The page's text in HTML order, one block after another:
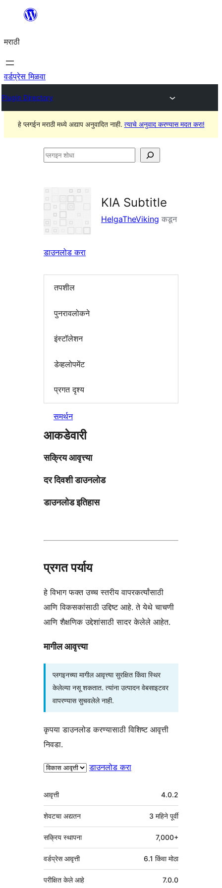
सामुग्रीवर
मराठी
वर्डप्रेस मिळवा
Plugin Directory
हे प्लगईन मराठी मध्ये अद्याप अनुवादित नाही. त्याचे अनुवाद करण्यास मदत करा!
प्लगइन
KIA Subtitle
HelgaTheViking कडून
डाउनलोड करा
तपशील
पुनरावलोकने
इंस्टॉलेशन
डेव्हलोपमेंट
प्रगत दृश्य
समर्थन
आकडेवारी
सक्रिय आवृत्त्या
दर दिवशी डाउनलोड
डाउनलोड इतिहास
प्रगत पर्याय
हे विभाग फक्त उच्च स्तरीय वापरकर्त्यांसाठी
आणि विकसकांसाठी उद्दिष्ट आहे. ते येथे चाचणी
आणि शैक्षणिक उद्देशांसाठी सादर केलेले आहेत.
मागील आवृत्त्या
प्लगइनच्या मागील आवृत्त्या सुरक्षित किंवा स्थिर
केलेल्या नसू शकतात. त्यांना उत्पादन वेबसाइटवर
वापरण्यास सुचवलेले नाही.
कृपया डाउनलोड करण्यासाठी विशिष्ट आवृत्ती
निवडा.
डाउनलोड करा
मेटा
आवृत्ती 4.0.2
शेवटचा अद्यतन 3 महिने पूर्वी
सक्रिय स्थापना 7,000+
वर्डप्रेस आवृत्ती 6.1 किंवा मोठा
परीक्षित केले आहे 7.0.0